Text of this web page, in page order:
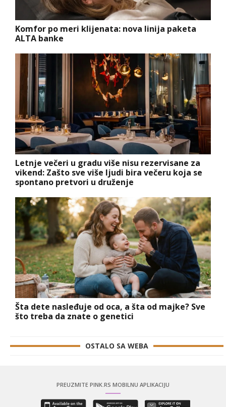
Komfor po meri klijenata: nova linija paketa
ALTA banke
Letnje večeri u gradu više nisu rezervisane za
vikend: Zašto sve više ljudi bira večeru koja se
spontano pretvori u druženje
Šta dete nasleđuje od oca, a šta od majke? Sve
što treba da znate o genetici
OSTALO SA WEBA
PREUZMITE PINK.RS MOBILNU APLIKACIJU